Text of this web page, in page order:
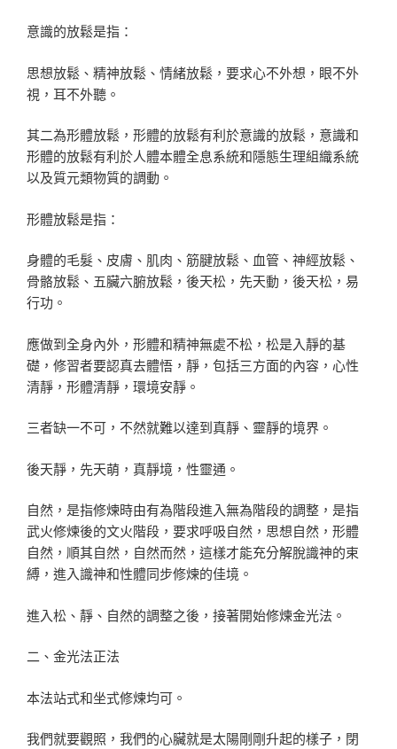
意識的放鬆是指：
思想放鬆、精神放鬆、情緒放鬆，要求心不外想，眼不外
視，耳不外聽。
其二為形體放鬆，形體的放鬆有利於意識的放鬆，意識和
形體的放鬆有利於人體本體全息系統和隱態生理組織系統
以及質元類物質的調動。
形體放鬆是指：
身體的毛髮、皮膚、肌肉、筋腱放鬆、血管、神經放鬆、
骨骼放鬆、五臟六腑放鬆，後天松，先天動，後天松，易
行功。
應做到全身內外，形體和精神無處不松，松是入靜的基
礎，修習者要認真去體悟，靜，包括三方面的內容，心性
清靜，形體清靜，環境安靜。
三者缺一不可，不然就難以達到真靜、靈靜的境界。
後天靜，先天萌，真靜境，性靈通。
自然，是指修煉時由有為階段進入無為階段的調整，是指
武火修煉後的文火階段，要求呼吸自然，思想自然，形體
自然，順其自然，自然而然，這樣才能充分解脫識神的束
縛，進入識神和性體同步修煉的佳境。
進入松、靜、自然的調整之後，接著開始修煉金光法。
二、金光法正法
本法站式和坐式修煉均可。
我們就要觀照，我們的心臟就是太陽剛剛升起的樣子，閉